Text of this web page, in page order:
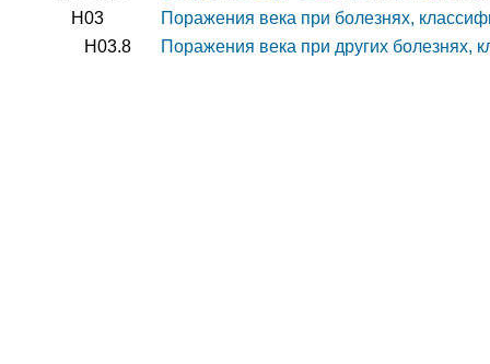
H03
Поражения века при болезнях,
H03.8
Поражения века при других болезнях,